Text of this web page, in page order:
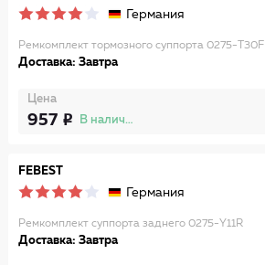
Германия
Ремкомплект тормозного суппорта 0275-T30F
Доставка: Завтра
Цена
957 В наличии
FEBEST
Германия
Ремкомплект суппорта заднего 0275-Y11R
Доставка: Завтра